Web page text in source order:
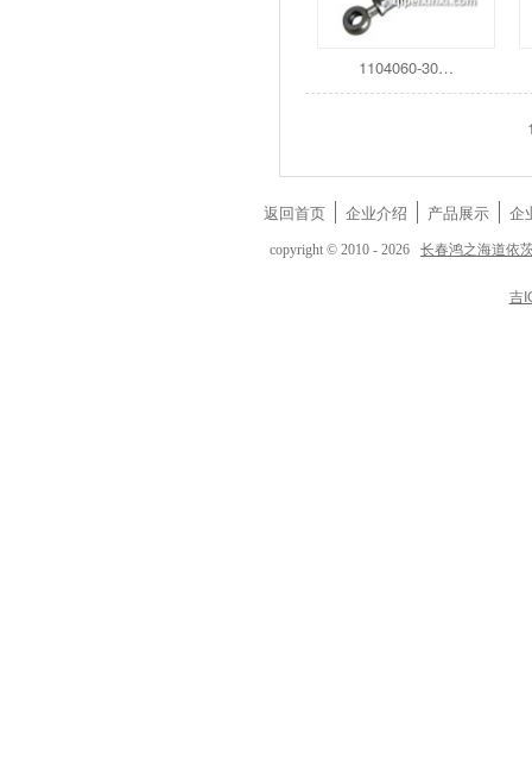
1104060-30…
返回首页 企业介绍 产品展示 企
copyright © 2010 - 2026 长春鸿之海道依
吉